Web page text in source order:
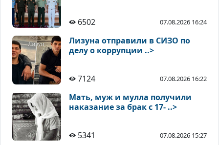
6502 07.08.2026 16:24
Лизуна отправили в СИЗО по
делу о коррупции ..>
7124 07.08.2026 16:22
Мать, муж и мулла получили
наказание за брак с 17- ..>
5341 07.08.2026 15:27